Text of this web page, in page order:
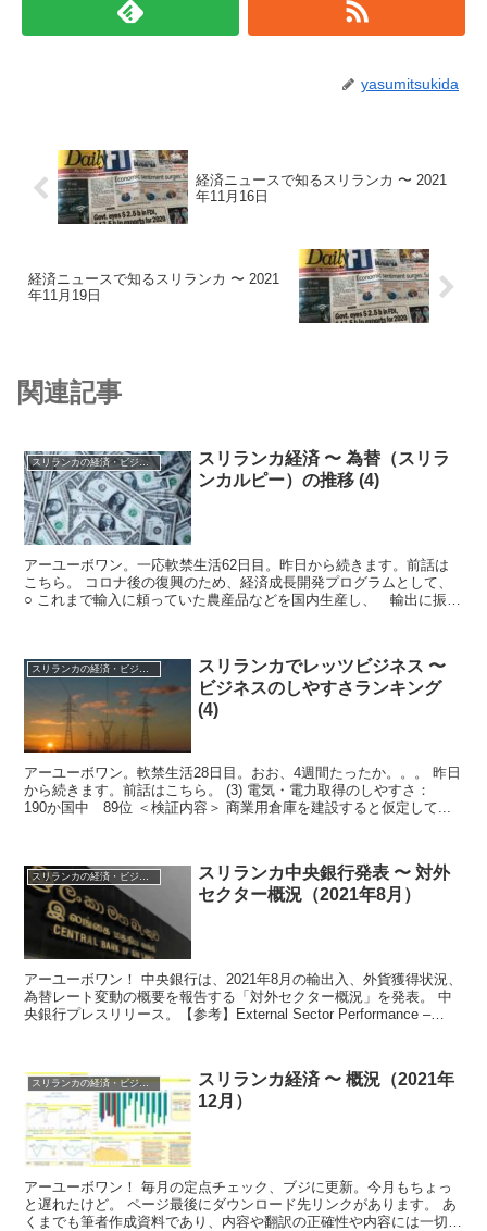
yasumitsukida
経済ニュースで知るスリランカ 〜 2021
年11月16日
経済ニュースで知るスリランカ 〜 2021
年11月19日
関連記事
スリランカの経済・ビジネス・投資
スリランカ経済 〜 為替（スリラ
ンカルピー）の推移 (4)
アーユーボワン。一応軟禁生活62日目。昨日から続きます。前話は
こちら。 コロナ後の復興のため、経済成長開発プログラムとして、
○ これまで輸入に頼っていた農産品などを国内生産し、 輸出に振り
スリランカの経済・ビジネス・投資
スリランカでレッツビジネス 〜
ビジネスのしやすさランキング
(4)
アーユーボワン。軟禁生活28日目。おお、4週間たったか。。。 昨日
から続きます。前話はこちら。 (3) 電気・電力取得のしやすさ：
190か国中 89位 ＜検証内容＞ 商業用倉庫を建設すると仮定して...
スリランカの経済・ビジネス・投資
スリランカ中央銀行発表 〜 対外
セクター概況（2021年8月）
アーユーボワン！ 中央銀行は、2021年8月の輸出入、外貨獲得状況、
為替レート変動の概要を報告する「対外セクター概況」を発表。 中
央銀行プレスリリース。【参考】External Sector Performance –
スリランカの経済・ビジネス・投資
スリランカ経済 〜 概況（2021年
12月）
アーユーボワン！ 毎月の定点チェック、ブジに更新。今月もちょっ
と遅れたけど。 ページ最後にダウンロード先リンクがあります。 あ
くまでも筆者作成資料であり、内容や翻訳の正確性や内容には一切の